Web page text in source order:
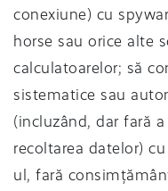
conexiune) cu
horse sau orice alte
calculatoarelor; să
sistematice sau
(incluzând, dar fară
recoltarea datelor)
ul, fară